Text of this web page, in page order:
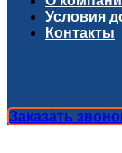
Условия
Контакты
Заказать